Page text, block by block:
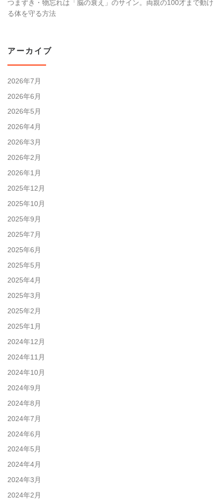
つまずき・物忘れは「脳の衰え」のサイン。両親の100才まで動け
る体を守る方法
アーカイブ
2026年7月
2026年6月
2026年5月
2026年4月
2026年3月
2026年2月
2026年1月
2025年12月
2025年10月
2025年9月
2025年7月
2025年6月
2025年5月
2025年4月
2025年3月
2025年2月
2025年1月
2024年12月
2024年11月
2024年10月
2024年9月
2024年8月
2024年7月
2024年6月
2024年5月
2024年4月
2024年3月
2024年2月